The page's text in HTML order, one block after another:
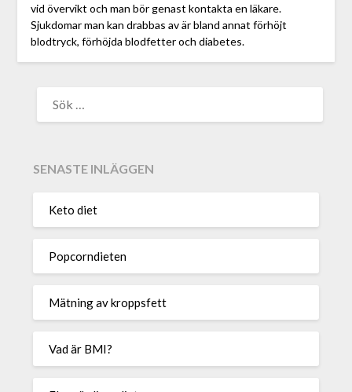
vid övervikt och man bör genast kontakta en läkare.
Sjukdomar man kan drabbas av är bland annat förhöjt
blodtryck, förhöjda blodfetter och diabetes.
SENASTE INLÄGGEN
Keto diet
Popcorndieten
Mätning av kroppsfett
Vad är BMI?